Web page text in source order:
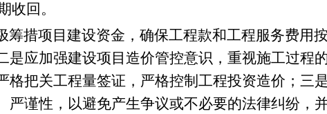
收回。
筹措项目建设资金 ， 确保工程款和工程服务费用
是应加强建设项目造价管控意识，重视施工过程
格把关工程量签证，严格控制工程投资造价；三
严谨性， 以避免产生争议或不必要的法律纠纷，